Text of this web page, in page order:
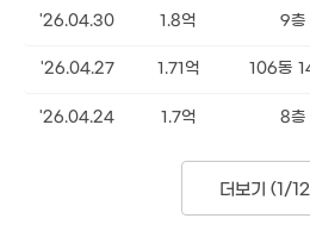
2.06억
1.34억
'10. 09
'26.04.30 1.8억 9층
'26.04.27 1.71억 106동
'26.04.24 1.7억 8층
더보기 (1/12